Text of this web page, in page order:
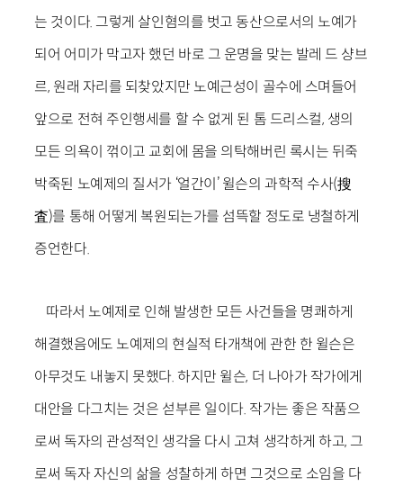
는 것이다. 그렇게 살인혐의를 벗고 동산으로서의 노예가
되어 어미가 막고자 했던 바로 그 운명을 맞는 발레 드 샹브
르, 원래 자리를 되찾았지만 노예근성이 골수에 스며들어
앞으로 전혀 주인행세를 할 수 없게 된 톰 드리스컬, 생의
모든 의욕이 꺾이고 교회에 몸을 의탁해버린 록시는 뒤죽
박죽된 노예제의 질서가 ‘얼간이’ 윌슨의 과학적 수사(搜
査)를 통해 어떻게 복원되는가를 섬뜩할 정도로 냉철하게
증언한다.
따라서 노예제로 인해 발생한 모든 사건들을 명쾌하게
해결했음에도 노예제의 현실적 타개책에 관한 한 윌슨은
아무것도 내놓지 못했다. 하지만 윌슨, 더 나아가 작가에게
대안을 다그치는 것은 섣부른 일이다. 작가는 좋은 작품으
로써 독자의 관성적인 생각을 다시 고쳐 생각하게 하고, 그
로써 독자 자신의 삶을 성찰하게 하면 그것으로 소임을 다